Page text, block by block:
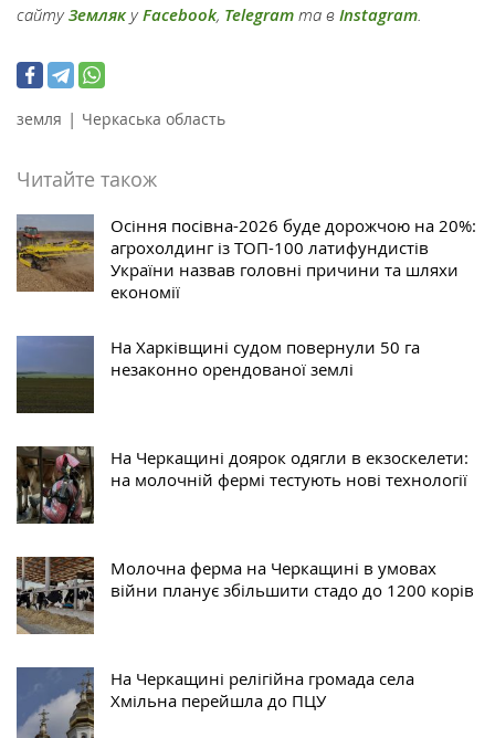
сайтуЗемлякуFacebook, Telegram та в Instagram.
земля | Черкаська область
Читайте також
Осіння посівна-2026 буде дорожчою на 20%:
агрохолдинг із ТОП-100 латифундистів
України назвав головні причини та шляхи
економії
На Харківщині судом повернули 50 га
незаконно орендованої землі
На Черкащині доярок одягли в екзоскелети:
на молочній фермі тестують нові технології
Молочна ферма на Черкащині в умовах
війни планує збільшити стадо до 1200 корів
На Черкащині релігійна громада села
Хмільна перейшла до ПЦУ